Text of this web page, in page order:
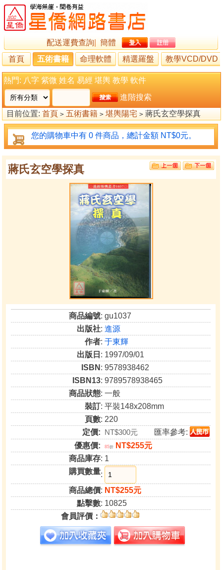
配送運費查詢
簡體
首頁
五術書籍 命理軟體 精選羅盤 教學VCD/DVD
熱門: 八字 紫微 姓名 易經 堪輿 教學 軟件
進階搜索
目前位置: 首頁 > 五術書籍 > 堪輿陽宅 > 蔣氏玄空學探真
您的購物車中有 0 件商品，總計金額 NT$0元。
蔣氏玄空學探真
商品編號: gu1037
出版社:進源
作者:于東輝
出版日 : 1997/09/01
ISBN : 9578938462
ISBN13: 9789578938465
商品狀態: 一般
裝訂: 平裝148x208mm
頁數: 220
定價: NT$300元
匯率參考:
優惠價:
85折
NT$255元
商品庫存: 1
購買數量:
商品總價: NT$255元
點擊數: 10825
會員評價：